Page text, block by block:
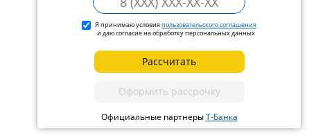
Я принимаю условияпользовательского соглашения
и даю согласие на обработку персональных данных
Рассчитать
Оформить рассрочку
Официальные партнерыТ-Банка